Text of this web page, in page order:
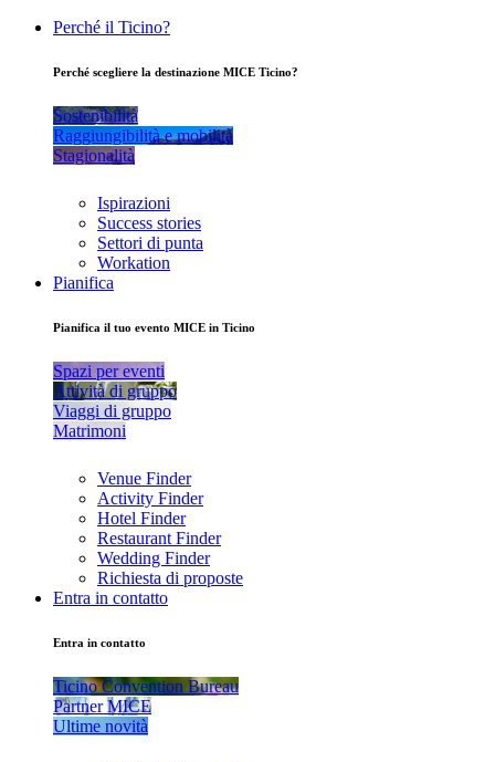
Perché il Ticino?
Perché scegliere la destinazione MICE Ticino?
Sostenibilità
Raggiungibilità e mobilità
Stagionalità
Ispirazioni
Success stories
Settori di punta
Workation
Pianifica
Pianifica il tuo evento MICE in Ticino
Spazi per eventi
Attività di gruppo
Viaggi di gruppo
Matrimoni
Venue Finder
Activity Finder
Hotel Finder
Restaurant Finder
Wedding Finder
Richiesta di proposte
Entra in contatto
Entra in contatto
Ticino Convention Bureau
Partner MICE
Ultime novità